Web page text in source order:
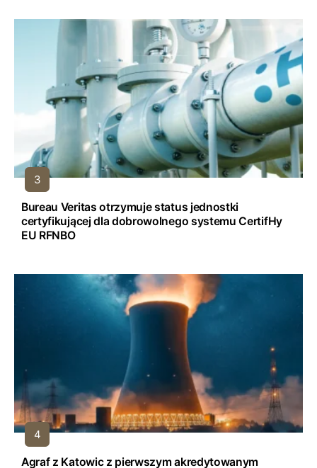
Bureau Veritas otrzymuje status jednostki
certyfikującej dla dobrowolnego systemu CertifHy
EU RFNBO
Agraf z Katowic z pierwszym akredytowanym